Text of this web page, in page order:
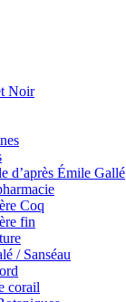
Noir
d’après Émile Gallé
Coq
fin
/ Sanséau
corail